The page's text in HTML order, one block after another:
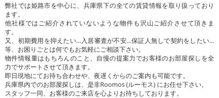
弊社では姫路市を中心に、兵庫県下の全ての賃貸情報を取り扱っており
ます。
他社様ではご紹介されていないような物件も沢山ご紹介させて頂きま
す。
又、初期費用を抑えたい…入居審査が不安…保証人無しで契約をしたい…
等、お困りごとは何でもお気軽にご相談下さい。
物件情報量はもちろんのこと、自慢の提案力でお客様のお部屋探しを全
力でサポートさせて頂きます。
即日現地にてお待ち合わせや、夜遅くからのご案内も可能です。
兵庫県内でのお部屋探しは、是非Roomos (ルーモス) にお任せ下さい。
スタッフ一同、お客様のご来店を心よりお待ちしております。